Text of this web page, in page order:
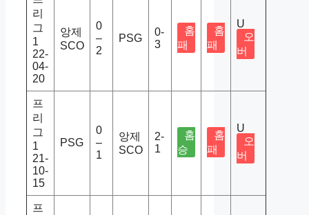
리
그
1
22-
04-
20
앙제
SCO
0
–
2
PSG
0-
3
홈
패
홈
패
U
오
버
프
리
그
1
21-
10-
15
PSG
0
–
1
앙제
SCO
2-
1
홈
승
홈
패
U
오
버
프